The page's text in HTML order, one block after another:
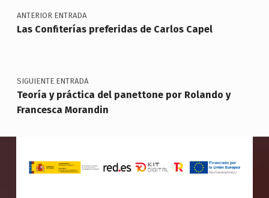
ANTERIOR ENTRADA
Las Confiterías preferidas de Carlos Capel
SIGUIENTE ENTRADA
Teoría y práctica del panettone por Rolando y
Francesca Morandin